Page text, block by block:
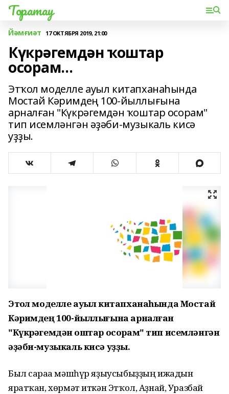
Торатау
Йәмғиәт 17 ОКТЯБРЯ 2019, 21:00
Күкрәгемдән ҡоштар
осорам...
Этҡол моделле ауыл китапханаһында
Мостай Кәримдең 100-йыллығына
арналған "Күкрәгемдән ҡоштар осорам"
тип исемләнгән әҙәби-музыкаль кисә
уҙҙы.
Этҡол моделле ауыл китапханаһында Мостай
Кәримдең 100-йыллығына арналған
"Күкрәгемдән ҡоштар осорам" тип исемләнгән
әҙәби-музыкаль кисә уҙҙы.
Был сараға мәшһүр яҙыусыбыҙҙың ижадын
яратҡан, хөрмәт иткән Этҡол, Аҙнай, Уразбай